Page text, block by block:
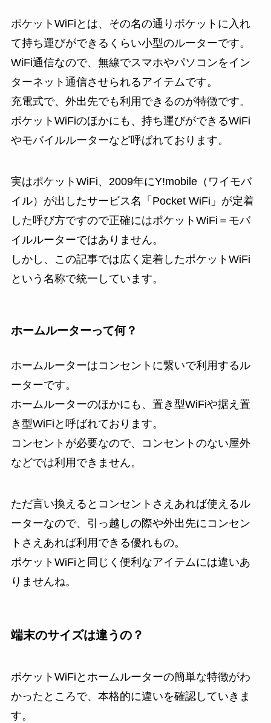
ポケットWiFiとは、その名の通りポケットに入れ
て持ち運びができるくらい小型のルーターです。
WiFi通信なので、無線でスマホやパソコンをイン
ターネット通信させられるアイテムです。
充電式で、外出先でも利用できるのが特徴です。
ポケットWiFiのほかにも、持ち運びができるWiFi
やモバイルルーターなど呼ばれております。
実はポケットWiFi、2009年にY!mobile（ワイモバ
イル）が出したサービス名「Pocket WiFi」が定着
した呼び方ですので正確にはポケットWiFi＝モバ
イルルーターではありません。
しかし、この記事では広く定着したポケットWiFi
という名称で統一しています。
ホームルーターって何？
ホームルーターはコンセントに繋いで利用するル
ーターです。
ホームルーターのほかにも、置き型WiFiや据え置
き型WiFiと呼ばれております。
コンセントが必要なので、コンセントのない屋外
などでは利用できません。
ただ言い換えるとコンセントさえあれば使えるル
ーターなので、引っ越しの際や外出先にコンセン
トさえあれば利用できる優れもの。
ポケットWiFiと同じく便利なアイテムには違いあ
りませんね。
端末のサイズは違うの？
ポケットWiFiとホームルーターの簡単な特徴がわ
かったところで、本格的に違いを確認していきま
す。